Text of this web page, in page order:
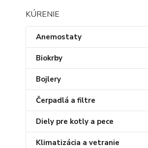
KÚRENIE
Anemostaty
Biokrby
Bojlery
Čerpadlá a filtre
Diely pre kotly a pece
Klimatizácia a vetranie